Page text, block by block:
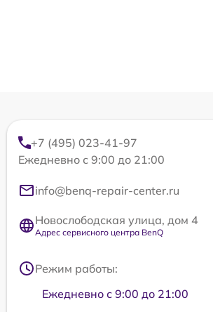
+7 (495) 023-41-97
Ежедневно с 9:00 до 21:00
info@benq-repair-center.ru
Новослободская улица, дом 4
Адрес сервисного центра BenQ
Режим работы:
Ежедневно с 9:00 до 21:00